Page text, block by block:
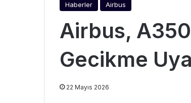
Haberler Airbus
Airbus,
Gecikme
22 Mayıs 2026